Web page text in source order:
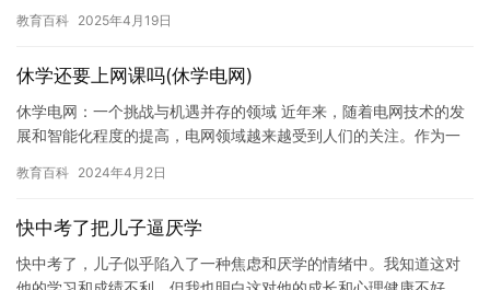
…
教育百科 2025年4月19日
休学还要上网课吗(休学电网)
休学电网：一个挑战与机遇并存的领域 近年来，随着电网技术的发
展和智能化程度的提高，电网领域越来越受到人们的关注。作为一
供应…
教育百科 2024年4月2日
快中考了把儿子逼厌学
快中考了，儿子似乎陷入了一种焦虑和厌学的情绪中。我知道这对